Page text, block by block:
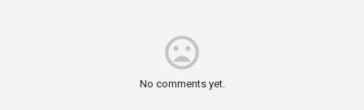
mood_bad
No comments yet.